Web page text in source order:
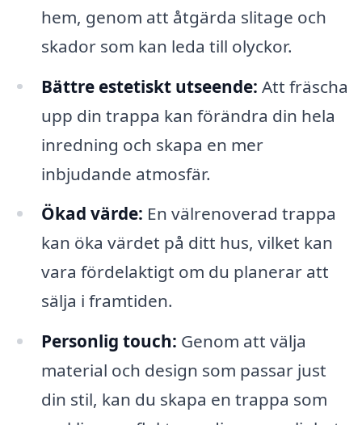
hem, genom att åtgärda slitage och
skador som kan leda till olyckor.
Bättre estetiskt utseende: Att fräscha
upp din trappa kan förändra din hela
inredning och skapa en mer
inbjudande atmosfär.
Ökad värde: En välrenoverad trappa
kan öka värdet på ditt hus, vilket kan
vara fördelaktigt om du planerar att
sälja i framtiden.
Personlig touch: Genom att välja
material och design som passar just
din stil, kan du skapa en trappa som